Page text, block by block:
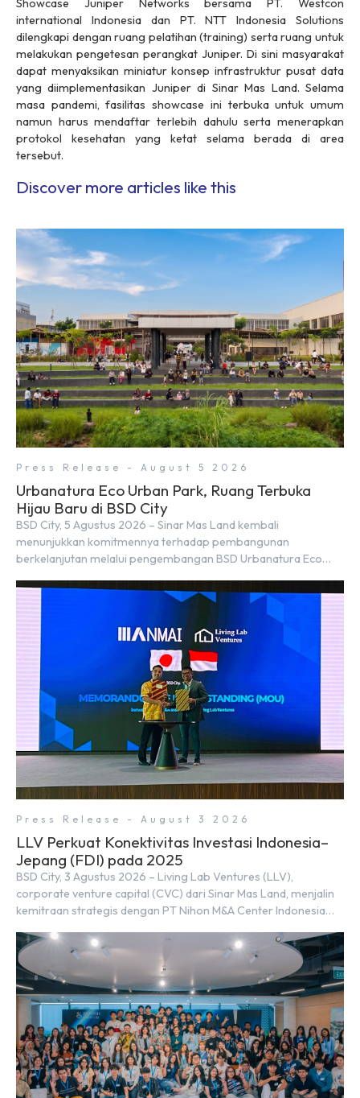
Showcase Juniper Networks bersama PT. Westcon
international Indonesia dan PT. NTT Indonesia Solutions
dilengkapi dengan ruang pelatihan (training) serta ruang untuk
melakukan pengetesan perangkat Juniper. Di sini masyarakat
dapat menyaksikan miniatur konsep infrastruktur pusat data
yang diimplementasikan Juniper di Sinar Mas Land. Selama
masa pandemi, fasilitasshowcase ini terbuka untuk umum
namun harus mendaftar terlebih dahulu serta menerapkan
protokol kesehatan yang ketat selama berada di area
tersebut.
Discover more articles like this
Press Release - August 5 2026
Urbanatura Eco Urban Park, Ruang Terbuka
Hijau Baru di BSD City
BSD City, 5 Agustus 2026 – Sinar Mas Land kembali
menunjukkan komitmennya terhadap pembangunan
berkelanjutan melalui pengembangan BSD Urbanatura Eco
jalur sungai sepanjang 1,5 km yang dikelilingi lanskap tropis
Pathway. Transformasi ini merupakan bagian dari upaya
perusahaan untuk […]
Press Release - August 3 2026
LLV Perkuat Konektivitas Investasi Indonesia–
Jepang (FDI) pada 2025
BSD City, 3 Agustus 2026 – Living Lab Ventures (LLV),
corporate venture capital (CVC) dari Sinar Mas Land, menjalin
kemitraan strategis dengan PT Nihon M&A Center Indonesia
tersebut ditandai dengan penandatanganan Memorandum of
Understanding (MoU) oleh Bayu Seto (Partner at Living Lab
Ventures) dan Kosuke Kawata […]